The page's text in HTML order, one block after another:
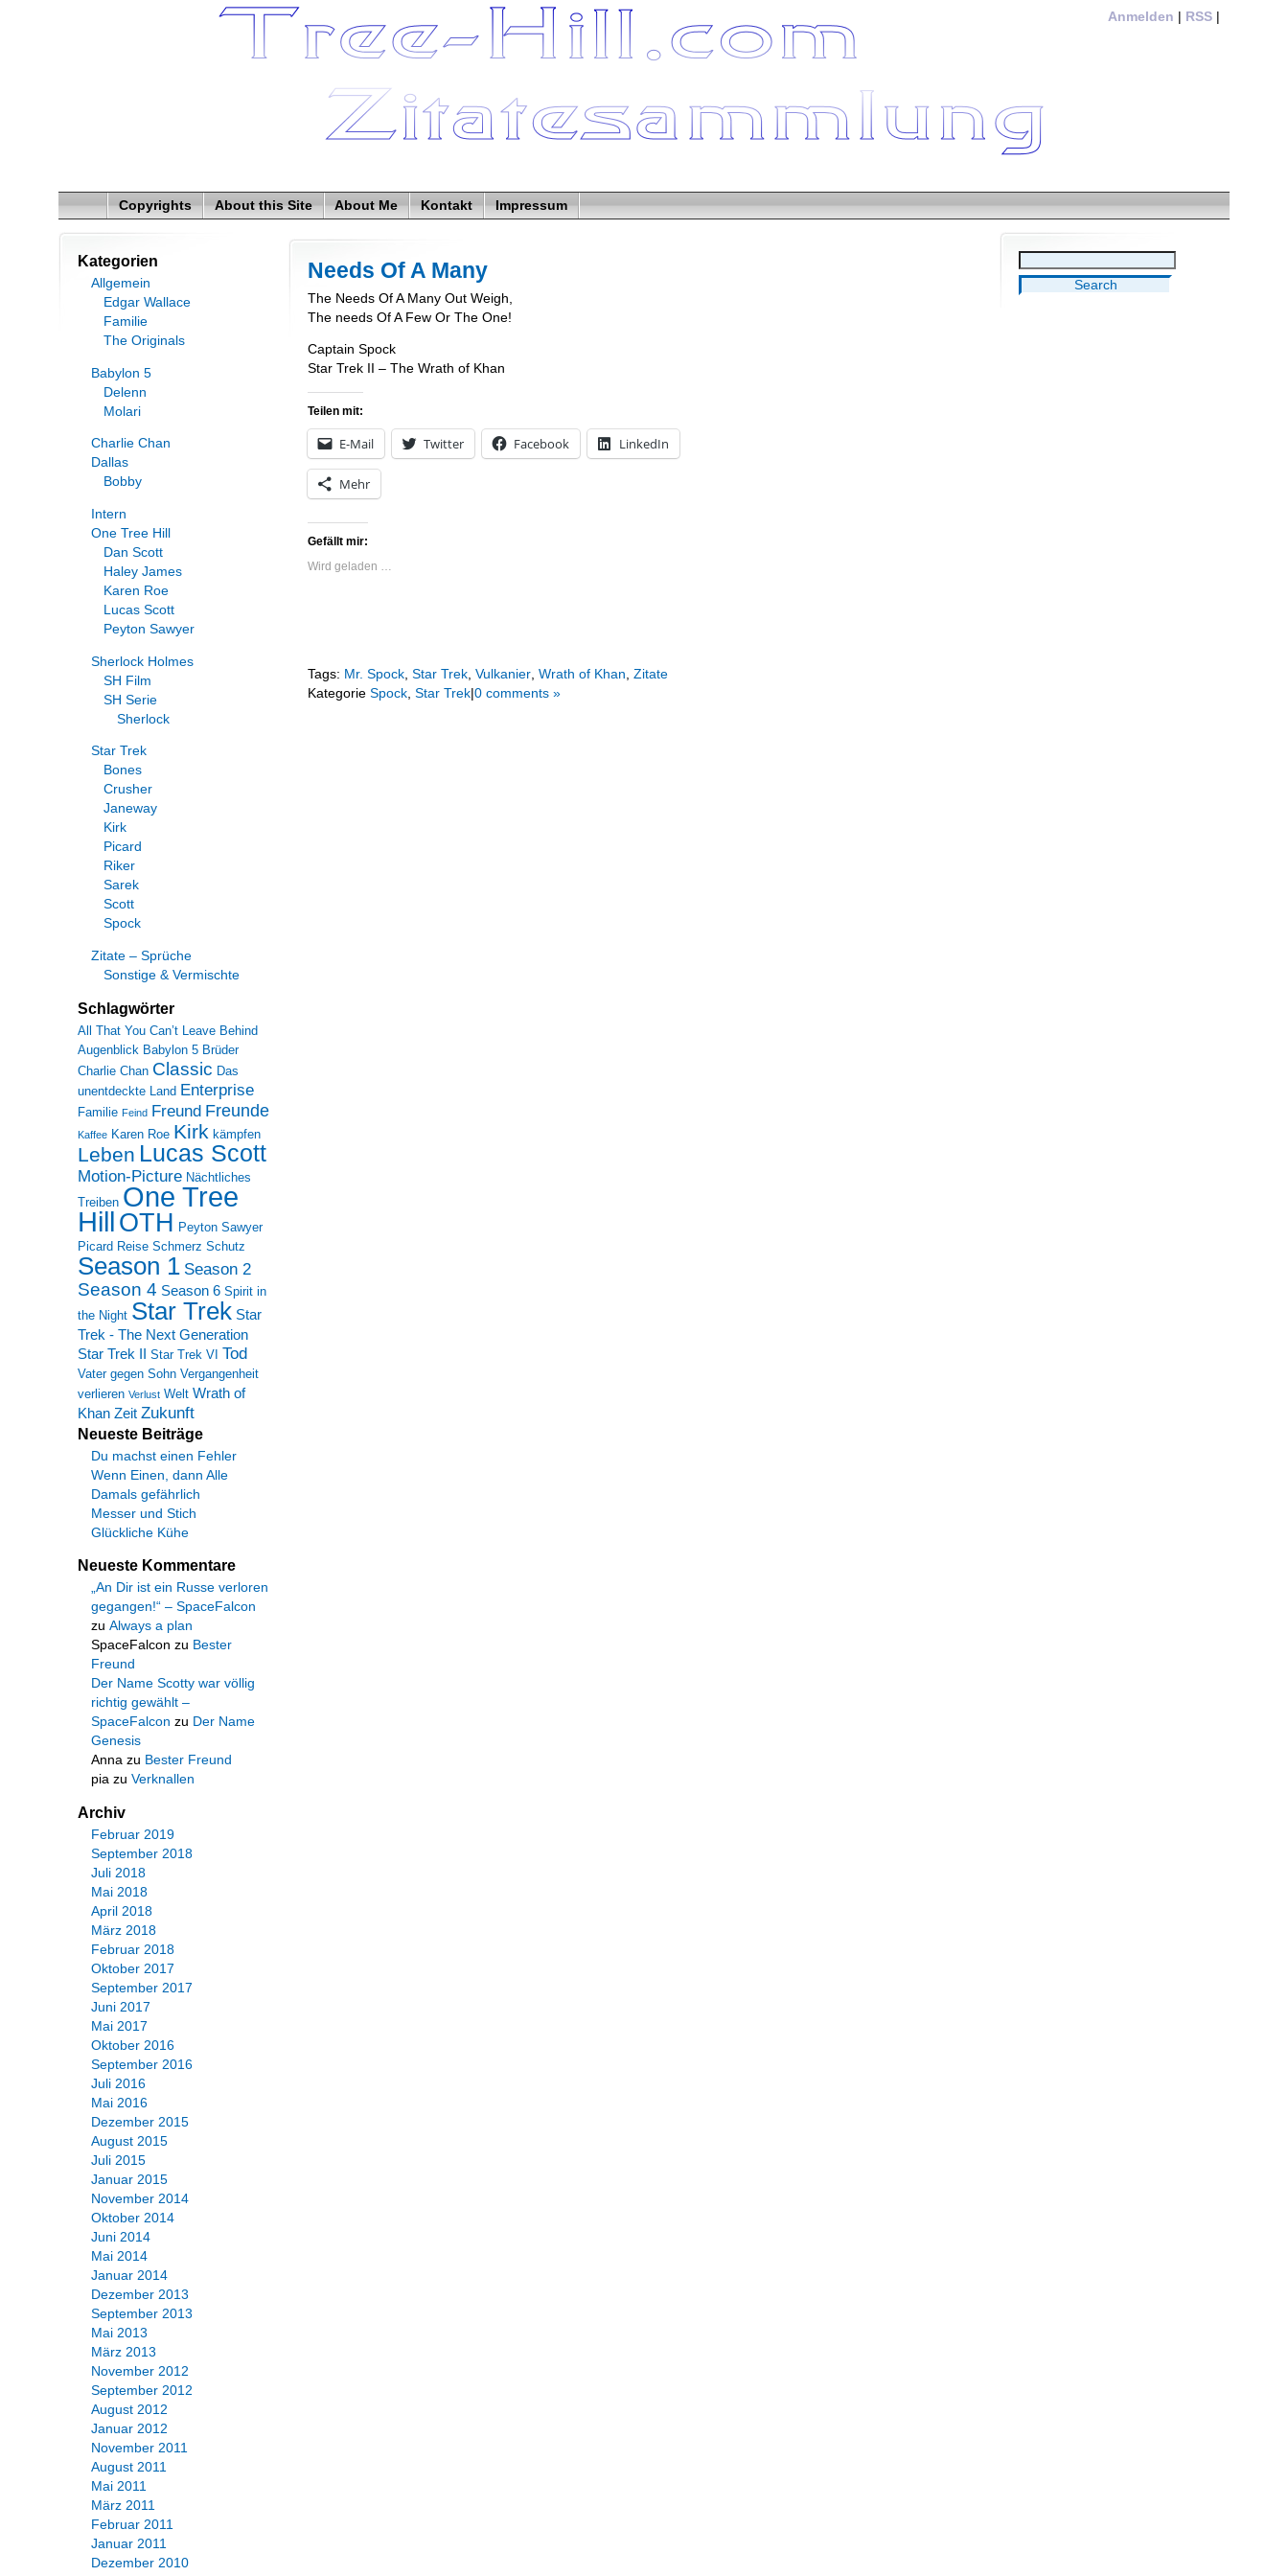
Anmelden RSS
Copyrights About this Site About Me Kontakt Impressum
Needs Of A Many
The Needs Of A Many Out Weigh,
The needs Of A Few Or The One!
Captain Spock
Star Trek II – The Wrath of Khan
Teilen mit:
E-Mail Twitter Facebook LinkedIn
Mehr
Gefällt mir:
Wird geladen …
Tags: Mr. Spock, Star Trek, Vulkanier, Wrath of Khan, Zitate
Kategorie Spock, Star Trek 0 comments »
Kategorien
Allgemein
Edgar Wallace
Familie
The Originals
Babylon 5
Delenn
Molari
Charlie Chan
Dallas
Bobby
Intern
One Tree Hill
Dan Scott
Haley James
Karen Roe
Lucas Scott
Peyton Sawyer
Sherlock Holmes
SH Film
SH Serie
Sherlock
Star Trek
Bones
Crusher
Janeway
Kirk
Picard
Riker
Sarek
Scott
Spock
Zitate – Sprüche
Sonstige & Vermischte
Schlagwörter
All That You Can’t Leave Behind
Augenblick Babylon 5 Brüder
Charlie Chan Classic Das
unentdeckte Land Enterprise
Familie Feind Freund Freunde
Kaffee Karen Roe Kirk kämpfen
Leben Lucas Scott
Motion-Picture Nächtliches
Treiben One Tree
Hill OTH Peyton Sawyer
Picard Reise Schmerz Schutz
Season 1 Season 2
Season 4 Season 6 Spirit in
the Night Star Trek Star
Trek - The Next Generation
Star Trek II Star Trek VI Tod
Vater gegen Sohn Vergangenheit
verlieren Verlust Welt Wrath of
Khan Zeit Zukunft
Neueste Beiträge
Du machst einen Fehler
Wenn Einen, dann Alle
Damals gefährlich
Messer und Stich
Glückliche Kühe
Neueste Kommentare
„An Dir ist ein Russe verloren
gegangen!“ – SpaceFalcon
zu Always a plan
SpaceFalcon zu Bester
Freund
Der Name Scotty war völlig
richtig gewählt –
SpaceFalcon zu Der Name
Genesis
Annazu Bester Freund
piazu Verknallen
Archiv
Februar 2019
September 2018
Juli 2018
Mai 2018
April 2018
März 2018
Februar 2018
Oktober 2017
September 2017
Juni 2017
Mai 2017
Oktober 2016
September 2016
Juli 2016
Mai 2016
Dezember 2015
August 2015
Juli 2015
Januar 2015
November 2014
Oktober 2014
Juni 2014
Mai 2014
Januar 2014
Dezember 2013
September 2013
Mai 2013
März 2013
November 2012
September 2012
August 2012
Januar 2012
November 2011
August 2011
Mai 2011
März 2011
Februar 2011
Januar 2011
Dezember 2010